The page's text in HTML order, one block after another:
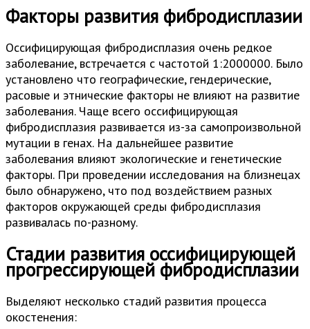
Факторы развития фибродисплазии
Оссифицирующая фибродисплазия очень редкое
заболевание, встречается с частотой 1:2000000. Было
установлено что географические, гендерические,
расовые и этнические факторы не влияют на развитие
заболевания. Чаще всего оссифицирующая
фибродисплазия развивается из-за самопроизвольной
мутации в генах. На дальнейшее развитие
заболевания влияют экологические и генетические
факторы. При проведении исследования на близнецах
было обнаружено, что под воздействием разных
факторов окружающей среды фибродисплазия
развивалась по-разному.
Стадии развития оссифицирующей
прогрессирующей фибродисплазии
Выделяют несколько стадий развития процесса
окостенения: